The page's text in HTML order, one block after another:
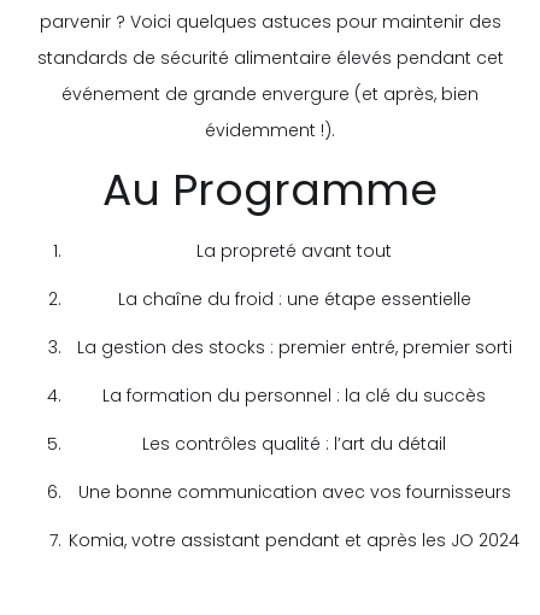
parvenir ? Voici quelques astuces pour maintenir des
standards de sécurité alimentaire élevés pendant cet
événement de grande envergure (et après, bien
évidemment !).
Au Programme
La propreté avant tout
La chaîne du froid : une étape essentielle
La gestion des stocks : premier entré, premier sorti
La formation du personnel : la clé du succès
Les contrôles qualité : l’art du détail
Une bonne communication avec vos fournisseurs
Komia, votre assistant pendant et après les JO 2024